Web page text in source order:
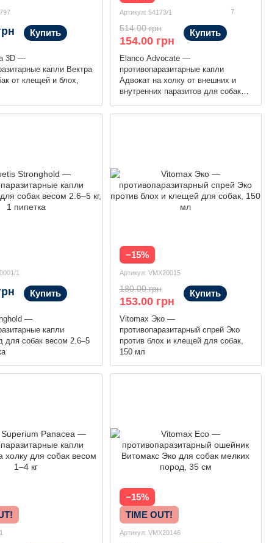
3D —
капли Вектра
от клещей и блох,
Купить
Артикул: 54173/1 7
Elanco Advocate —
противопаразитарные капли
Адвокат на холку от внешних и
внутренних паразитов для собак
514.00 грн
154.00 грн
Купить
1
—
капли
для собак весом 2.6–5
Купить
−15%
Артикул: VMX20015
Vitomax Эко —
противопаразитарный спрей Эко
против блох и клещей для собак,
150 мл
180.00 грн
153.00 грн
Купить
−15%
TIME OUT!
Артикул: VMX20146